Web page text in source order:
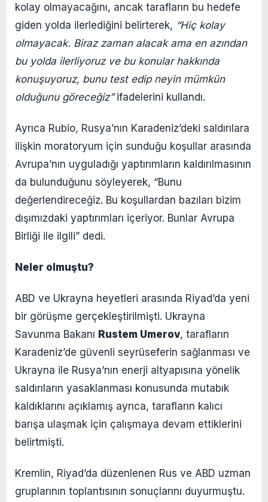
kolay olmayacağını, ancak tarafların bu hedefe
giden yolda ilerlediğini belirterek, “Hiç kolay
olmayacak. Biraz zaman alacak ama en azından
bu yolda ilerliyoruz ve bu konular hakkında
konuşuyoruz, bunu test edip neyin mümkün
olduğunu göreceğiz”ifadelerini kullandı.
Ayrıca Rubio, Rusya’nın Karadeniz’deki saldırılara
ilişkin moratoryum için sunduğu koşullar arasında
Avrupa’nın uyguladığı yaptırımların kaldırılmasının
da bulunduğunu söyleyerek, “Bunu
değerlendireceğiz. Bu koşullardan bazıları bizim
dışımızdaki yaptırımları içeriyor. Bunlar Avrupa
Birliği ile ilgili” dedi.
Neler olmuştu?
ABD ve Ukrayna heyetleri arasında Riyad’da yeni
bir görüşme gerçekleştirilmişti. Ukrayna
Savunma Bakanı Rustem Umerov, tarafların
Karadeniz’de güvenli seyrüseferin sağlanması ve
Ukrayna ile Rusya’nın enerji altyapısına yönelik
saldırıların yasaklanması konusunda mutabık
kaldıklarını açıklamış ayrıca, tarafların kalıcı
barışa ulaşmak için çalışmaya devam ettiklerini
belirtmişti.
Kremlin, Riyad’da düzenlenen Rus ve ABD uzman
gruplarının toplantısının sonuçlarını duyurmuştu.